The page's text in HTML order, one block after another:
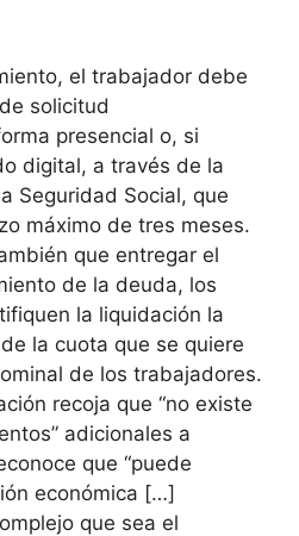
el trabajador debe
solicitud
presencial o, si
digital, a través de la
Seguridad Social, que
máximo de tres meses.
que entregar el
de la deuda, los
la liquidación la
la cuota que se quiere
de los trabajadores.
recoja que “no existe
adicionales a
que “puede
económica […]
que sea el